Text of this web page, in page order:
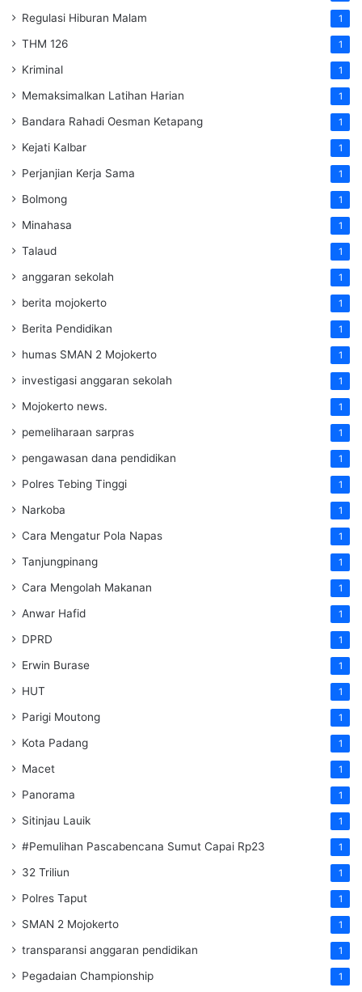
Regulasi Hiburan Malam 1
THM 126 1
Kriminal 1
Memaksimalkan Latihan Harian 1
Bandara Rahadi Oesman Ketapang 1
Kejati Kalbar 1
Perjanjian Kerja Sama 1
Bolmong 1
Minahasa 1
Talaud 1
anggaran sekolah 1
berita mojokerto 1
Berita Pendidikan 1
humas SMAN 2 Mojokerto 1
investigasi anggaran sekolah 1
Mojokerto news. 1
pemeliharaan sarpras 1
pengawasan dana pendidikan 1
Polres Tebing Tinggi 1
Narkoba 1
Cara Mengatur Pola Napas 1
Tanjungpinang 1
Cara Mengolah Makanan 1
Anwar Hafid 1
DPRD 1
Erwin Burase 1
HUT 1
Parigi Moutong 1
Kota Padang 1
Macet 1
Panorama 1
Sitinjau Lauik 1
#Pemulihan Pascabencana Sumut Capai Rp23 1
32 Triliun 1
Polres Taput 1
SMAN 2 Mojokerto 1
transparansi anggaran pendidikan 1
Pegadaian Championship 1